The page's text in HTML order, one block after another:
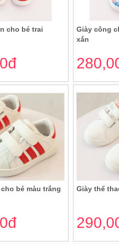
cho bé trai
Giày công
xắn
bé màu trắng
Giày thể